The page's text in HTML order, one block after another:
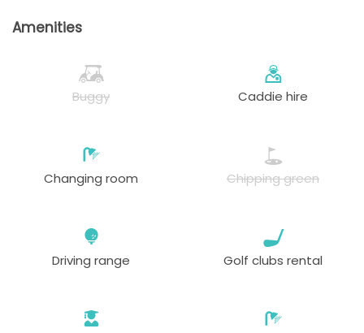
Amenities
Buggy Caddie hire
Changing room Chipping green
Driving range Golf clubs rental